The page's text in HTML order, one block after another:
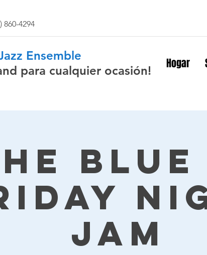
860-4294
Ensemble
para cualquier ocasión!
Hogar
Blue
Jam